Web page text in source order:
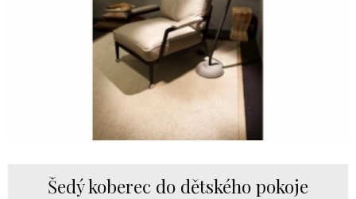
Šedý koberec do dětského pokoje